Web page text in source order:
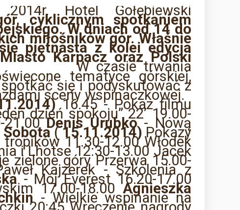
Hotel Gołębiewski
cyklicznym spotkaniem
W dniach od 14do
miłośników gór. Właśnie
ę piętnasta z kolei edycja
Karpacz oraz Polski
W czasie trwania
tematyce górskiej,
się i podyskutować z
sceny wspinaczkowej.
16.45 - Pokaz filmu
dzień spokoju” 22’ 19.00-
21.00Denis Urubko- Nową
Sobota ( 15.11.2014) Pokazy
11.30-12.00 Włodek
i Lhotse 12:30-13.00 Jacek
zielone góry Przerwa 15.00-
Kajzerek - Szkolenia z
- Mój Everest 16.20-17.00
17.00-18.00Agnieszka
- Wielkie wspinanie na